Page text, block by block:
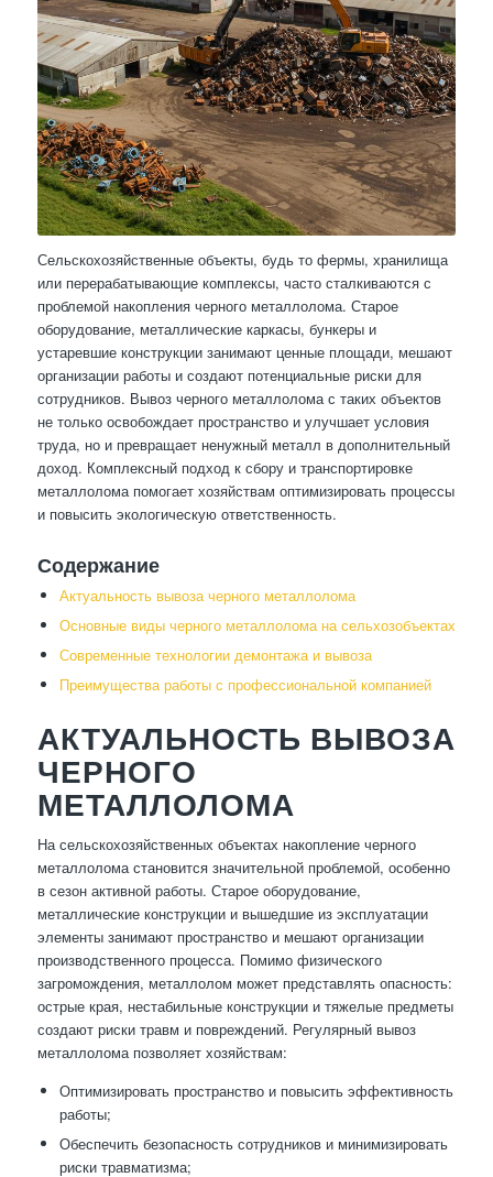
Сельскохозяйственные объекты, будь то фермы, хранилища
или перерабатывающие комплексы, часто сталкиваются с
проблемой накопления черного металлолома. Старое
оборудование, металлические каркасы, бункеры и
устаревшие конструкции занимают ценные площади, мешают
организации работы и создают потенциальные риски для
сотрудников. Вывоз черного металлолома с таких объектов
не только освобождает пространство и улучшает условия
труда, но и превращает ненужный металл в дополнительный
доход. Комплексный подход к сбору и транспортировке
металлолома помогает хозяйствам оптимизировать процессы
и повысить экологическую ответственность.
Содержание
Актуальность вывоза черного металлолома
Основные виды черного металлолома на сельхозобъектах
Современные технологии демонтажа и вывоза
Преимущества работы с профессиональной компанией
АКТУАЛЬНОСТЬ ВЫВОЗА
ЧЕРНОГО
МЕТАЛЛОЛОМА
На сельскохозяйственных объектах накопление черного
металлолома становится значительной проблемой, особенно
в сезон активной работы. Старое оборудование,
металлические конструкции и вышедшие из эксплуатации
элементы занимают пространство и мешают организации
производственного процесса. Помимо физического
загромождения, металлолом может представлять опасность:
острые края, нестабильные конструкции и тяжелые предметы
создают риски травм и повреждений. Регулярный вывоз
металлолома позволяет хозяйствам:
Оптимизировать пространство и повысить эффективность
работы;
Обеспечить безопасность сотрудников и минимизировать
риски травматизма;